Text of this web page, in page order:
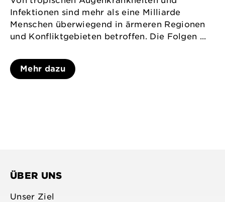
Infektionen sind mehr als eine Milliarde
Menschen überwiegend in ärmeren Regionen
und Konfliktgebieten betroffen. Die Folgen ...
Mehr dazu
ÜBER UNS
Unser Ziel